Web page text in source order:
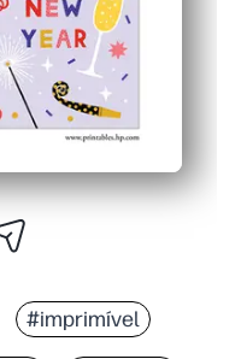
#imprimível